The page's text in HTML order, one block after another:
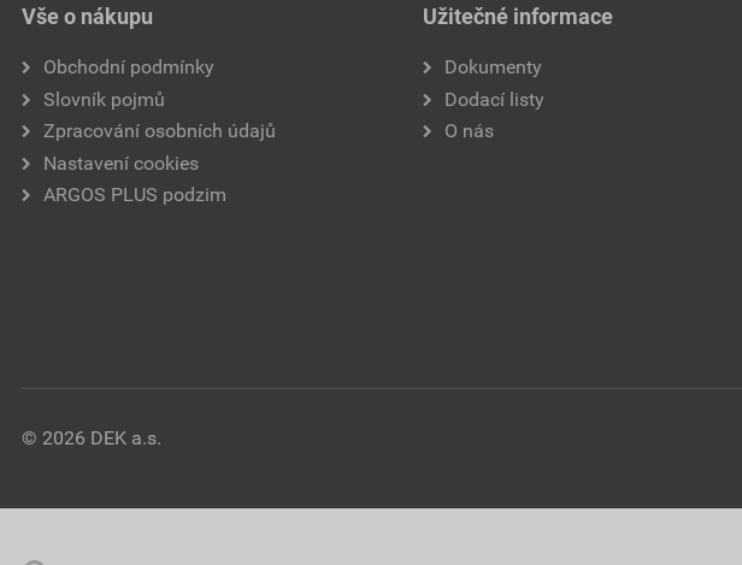
Vše o nákupu
Obchodní podmínky
Slovník pojmů
Zpracování osobních údajů
Nastavení cookies
ARGOS PLUS podzim
Užitečné informace
Dokumenty
Dodací listy
O nás
© 2026 DEK a.s.